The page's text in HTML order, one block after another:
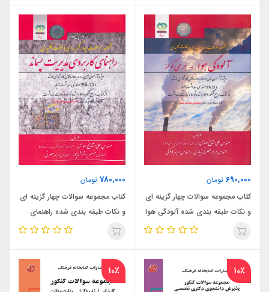
690,000 تومان
کتاب مجموعه سوالات چهار گزینه ای
و نکات طبقه بندی شده آلودگی هوا
(نشر دی نگار)
780,000 تومان
کتاب مجموعه سوالات چهار گزینه ای
و نکات طبقه بندی شده راهنمای
کاربردی مدیریت پسماند (نشر دی
10٪ 10٪